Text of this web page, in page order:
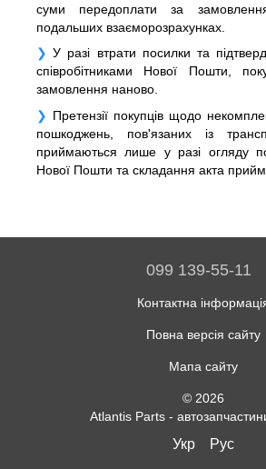
суми передоплати за
подальших взаєморозрахунках.
У разі втрати посилки та
співробітниками Нової Пошти,
замовлення наново.
Претензії покупців щодо
пошкоджень, пов'язаних із
приймаються лише у разі огляду
Нової Пошти та складання акта
099 139-55-11
Контактна
Повна версія сайту
Мапа сайту
© 2026
Atlantis Parts -
Укр Рус